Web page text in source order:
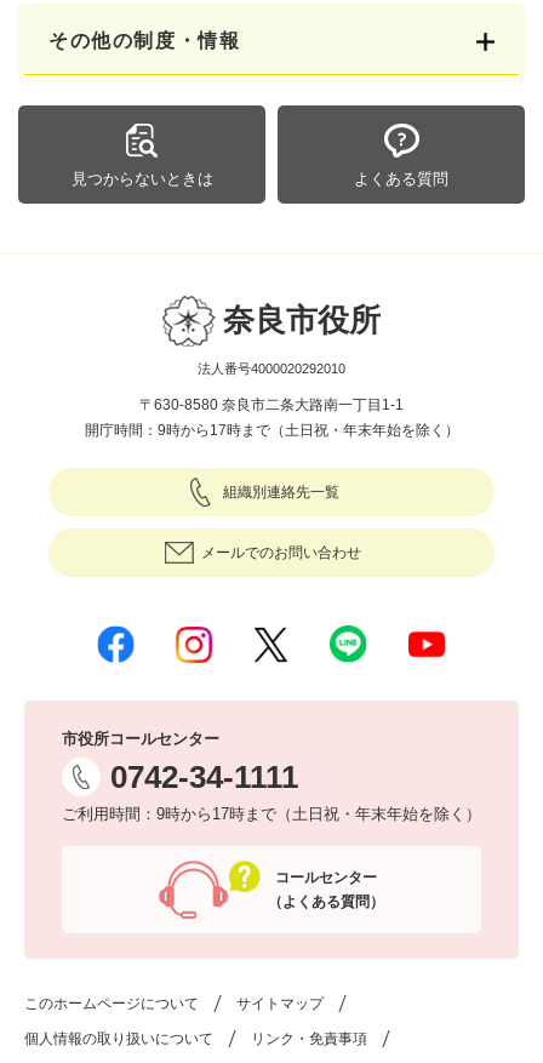
その他の制度・情報
見つからないときは よくある質問
奈良市役所
法人番号4000020292010
〒630-8580 奈良市二条大路南一丁目1-1
開庁時間：9時から17時まで（土日祝・年末年始を除く）
組織別連絡先一覧
メールでのお問い合わせ
市役所コールセンター
0742-34-1111
ご利用時間：9時から17時まで（土日祝・年末年始を除く）
コールセンター
（よくある質問）
このホームページについて サイトマップ
個人情報の取り扱いについて リンク・免責事項